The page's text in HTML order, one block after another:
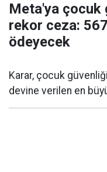
Meta'ya çocuk
rekor ceza:
ödeyecek
Karar, çocuk
devine verilen en